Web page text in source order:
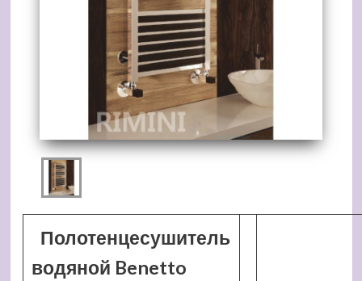
Полотенцесушитель
водяной Benetto